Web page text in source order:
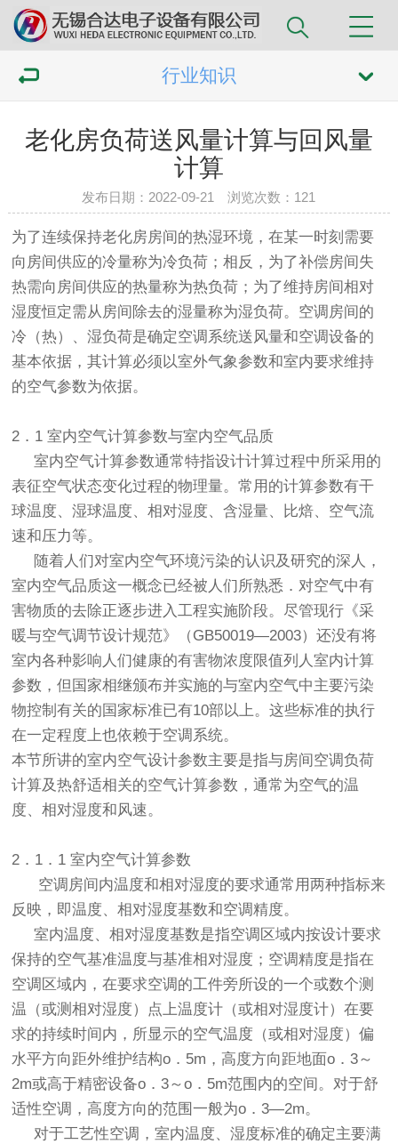
行业知识
老化房负荷送风量计算与回风量
计算
发布日期：2022-09-21 浏览次数： 121
为了连续保持老化房房间的热湿环境，在某一时刻需要
向房间供应的冷量称为冷负荷；相反，为了补偿房间失
热需向房间供应的热量称为热负荷；为了维持房间相对
湿度恒定需从房间除去的湿量称为湿负荷。空调房间的
冷（热）、湿负荷是确定空调系统送风量和空调设备的
基本依据，其计算必须以室外气象参数和室内要求维持
的空气参数为依据。
2．1 室内空气计算参数与室内空气品质
室内空气计算参数通常特指设计计算过程中所采用的
表征空气状态变化过程的物理量。常用的计算参数有干
球温度、湿球温度、相对湿度、含湿量、比焙、空气流
速和压力等。
随着人们对室内空气环境污染的认识及研究的深人，
室内空气品质这一概念已经被人们所熟悉．对空气中有
害物质的去除正逐步进入工程实施阶段。尽管现行《采
暖与空气调节设计规范》（GB50019—2003）还没有将
室内各种影响人们健康的有害物浓度限值列人室内计算
参数，但国家相继颁布并实施的与室内空气中主要污染
物控制有关的国家标准已有10部以上。这些标准的执行
在一定程度上也依赖于空调系统。
本节所讲的室内空气设计参数主要是指与房间空调负荷
计算及热舒适相关的空气计算参数，通常为空气的温
度、相对湿度和风速。
2．1．1 室内空气计算参数
空调房间内温度和相对湿度的要求通常用两种指标来
反映，即温度、相对湿度基数和空调精度。
室内温度、相对湿度基数是指空调区域内按设计要求
保持的空气基准温度与基准相对湿度；空调精度是指在
空调区域内，在要求空调的工件旁所设的一个或数个测
温（或测相对湿度）点上温度计（或相对湿度计）在要
求的持续时间内，所显示的空气温度（或相对湿度）偏
水平方向距外维护结构o．5m，高度方向距地面o．3～
2m或高于精密设备o．3～o．5m范围内的空间。对于舒
适性空调，高度方向的范围一般为o．3—2m。
对于工艺性空调，室内温度、湿度标准的确定主要满